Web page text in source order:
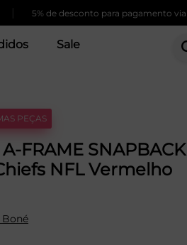
5% de desconto para pagamento via Pix
Sale
PEÇAS
FRAME SNAPBACK
NFL Vermelho
Boné